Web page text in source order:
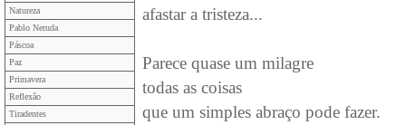
Natureza
Pablo Neruda
Páscoa
Paz
Primavera
Reflexão
Tiradentes
afastar a tristeza...
Parece quase um milagre
todas as coisas
que um simples abraço pode fazer.